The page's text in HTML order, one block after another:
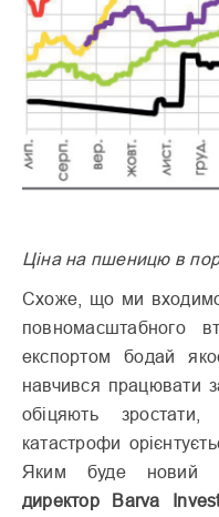
Ціна на пшеницю в
Схоже, що ми
повномасштабного
експортом бодай
навчився працювати
обіцяють зростати,
катастрофи
Яким буде новий
директор Barva